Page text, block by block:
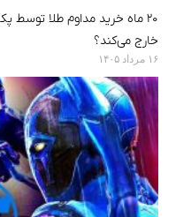
۲۰ ماه خرید مداوم طلا توسط
خارج می‌کند؟
۱۶ مرداد ۱۴۰۵